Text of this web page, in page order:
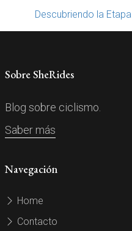
Descubriendo la
Sobre SheRides
Blog sobre ciclismo.
Saber más
Navegación
Home
Contacto